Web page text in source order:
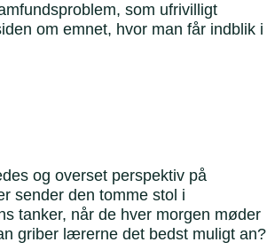
som ufrivilligt
om emnet, hvor man får indblik i
og overset perspektiv på
sender den tomme stol i
tanker, når de hver morgen møder
griber lærerne det bedst muligt an?